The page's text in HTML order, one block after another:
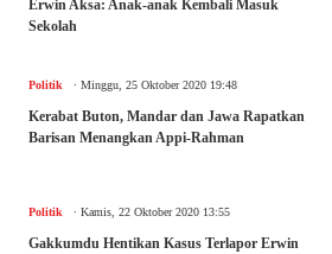
Erwin Aksa: Anak-anak Kembali Masuk
Sekolah
Politik Minggu, 25 Oktober 2020 19:48
Kerabat Buton, Mandar dan Jawa Rapatkan
Barisan Menangkan Appi-Rahman
Politik Kamis, 22 Oktober 2020 13:55
Gakkumdu Hentikan Kasus Terlapor Erwin